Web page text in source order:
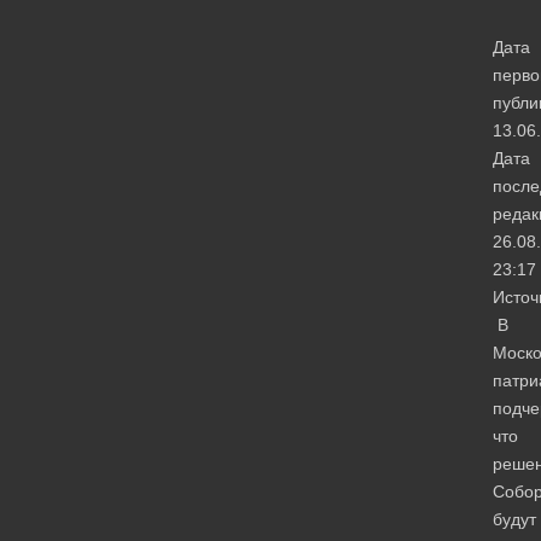
Дата
Дата
23:17
В
что
будут